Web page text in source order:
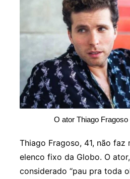
O ator Thiago
Thiago Fragoso, 41, não faz
elenco fixo da Globo. O
considerado “pau pra toda